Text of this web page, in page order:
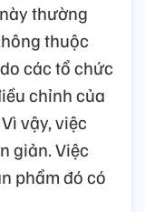
thường
thuộc
các tổ chức
chỉnh của
vậy, việc
giản. Việc
phẩm đó có